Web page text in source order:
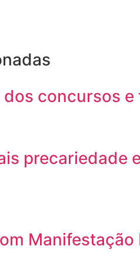
dos concursos
precariedade